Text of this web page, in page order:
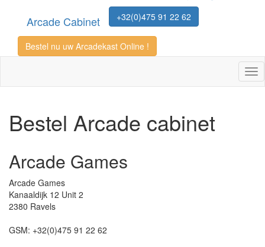
Arcade Cabinet +32(0)475 91 22 62
Bestel nu uw Arcadekast Online !
Bestel Arcade cabinet
Arcade Games
Arcade Games
Kanaaldijk 12 Unit 2
2380 Ravels
GSM: +32(0)475 91 22 62